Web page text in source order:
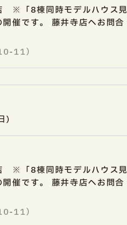
※「8棟同時モデルハウス見
催です。 藤井寺店へお問合
11）
)
※「8棟同時モデルハウス見
催です。 藤井寺店へお問合
11）